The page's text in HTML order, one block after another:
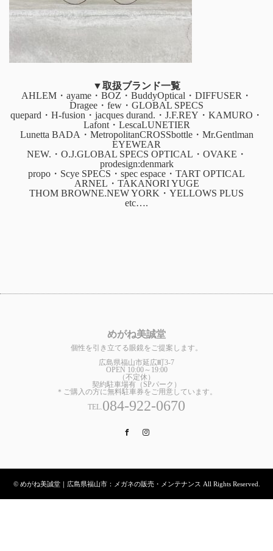
▼取扱ブランド一覧
AHLEM・ayame・BOZ・BuddyOptical・DIFFUSER・
Dragee・few・GLOBAL SPECS
quepard・H-fusion・jacques durand.・J.F.REY・KAMURO・
Lafont・LescaLUNETIER
Lunetta BADA・MetropolitanCROSSbottle・Mr.Gentlman
EYEWEAR
NEW.・O.J.GLOBAL SPECS OPTICAL・OVAKE・
prodesign:denmark
propo・Scye SPECS・spec espace・TART OPTICAL
ARNEL・TAKANORI YUGE
THOM BROWNE.NEW YORK・YELLOWS PLUS
etc….
めがね美誠堂
個性を引き立てる眼鏡をご提案します。
広島県福山市延広町3-7
OPEN 10:00～19:00
（不定休）
契約駐車場有（SPパーク）
＊ご購入の方に無料駐車券をご用意しています。
TEL.084-922-0670
Facebook
© めがね美誠堂｜広島県福山市：メガネの販売・メンテナンス All Rights Reserved.